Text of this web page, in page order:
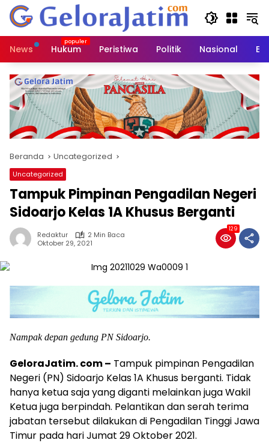
Langsung
konten
News
Hukum Peristiwa Politik Nasional
Beranda Uncategorized
Uncategorized
Tampuk Pimpinan Pengadilan Negeri
Sidoarjo Kelas 1A Khusus Berganti
Redaktur
2 Min Baca
Oktober 29, 2021
129
Nampak depan gedung PN Sidoarjo.
GeloraJatim. com – Tampuk pimpinan Pengadilan
Negeri (PN) Sidoarjo Kelas 1A Khusus berganti. Tidak
hanya ketua saja yang diganti melainkan juga Wakil
Ketua juga berpindah. Pelantikan dan serah terima
jabatan tersebut dilakukan di Pengadilan Tinggi Jawa
Timur pada hari Jumat 29 Oktober 2021.